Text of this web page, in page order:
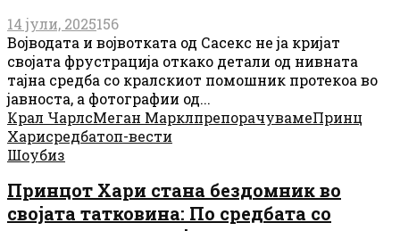
14 јули, 2025156
Војводата и војвотката од Сасекс не ја кријат
својата фрустрација откако детали од нивната
тајна средба со кралскиот помошник протекоа во
јавноста, а фотографии од...
Крал ЧарлсМеган МарклпрепорачувамеПринц
Харисредбатоп-вести
Шоубиз
Принцот Хари стана бездомник во
својата татковина: По средбата со